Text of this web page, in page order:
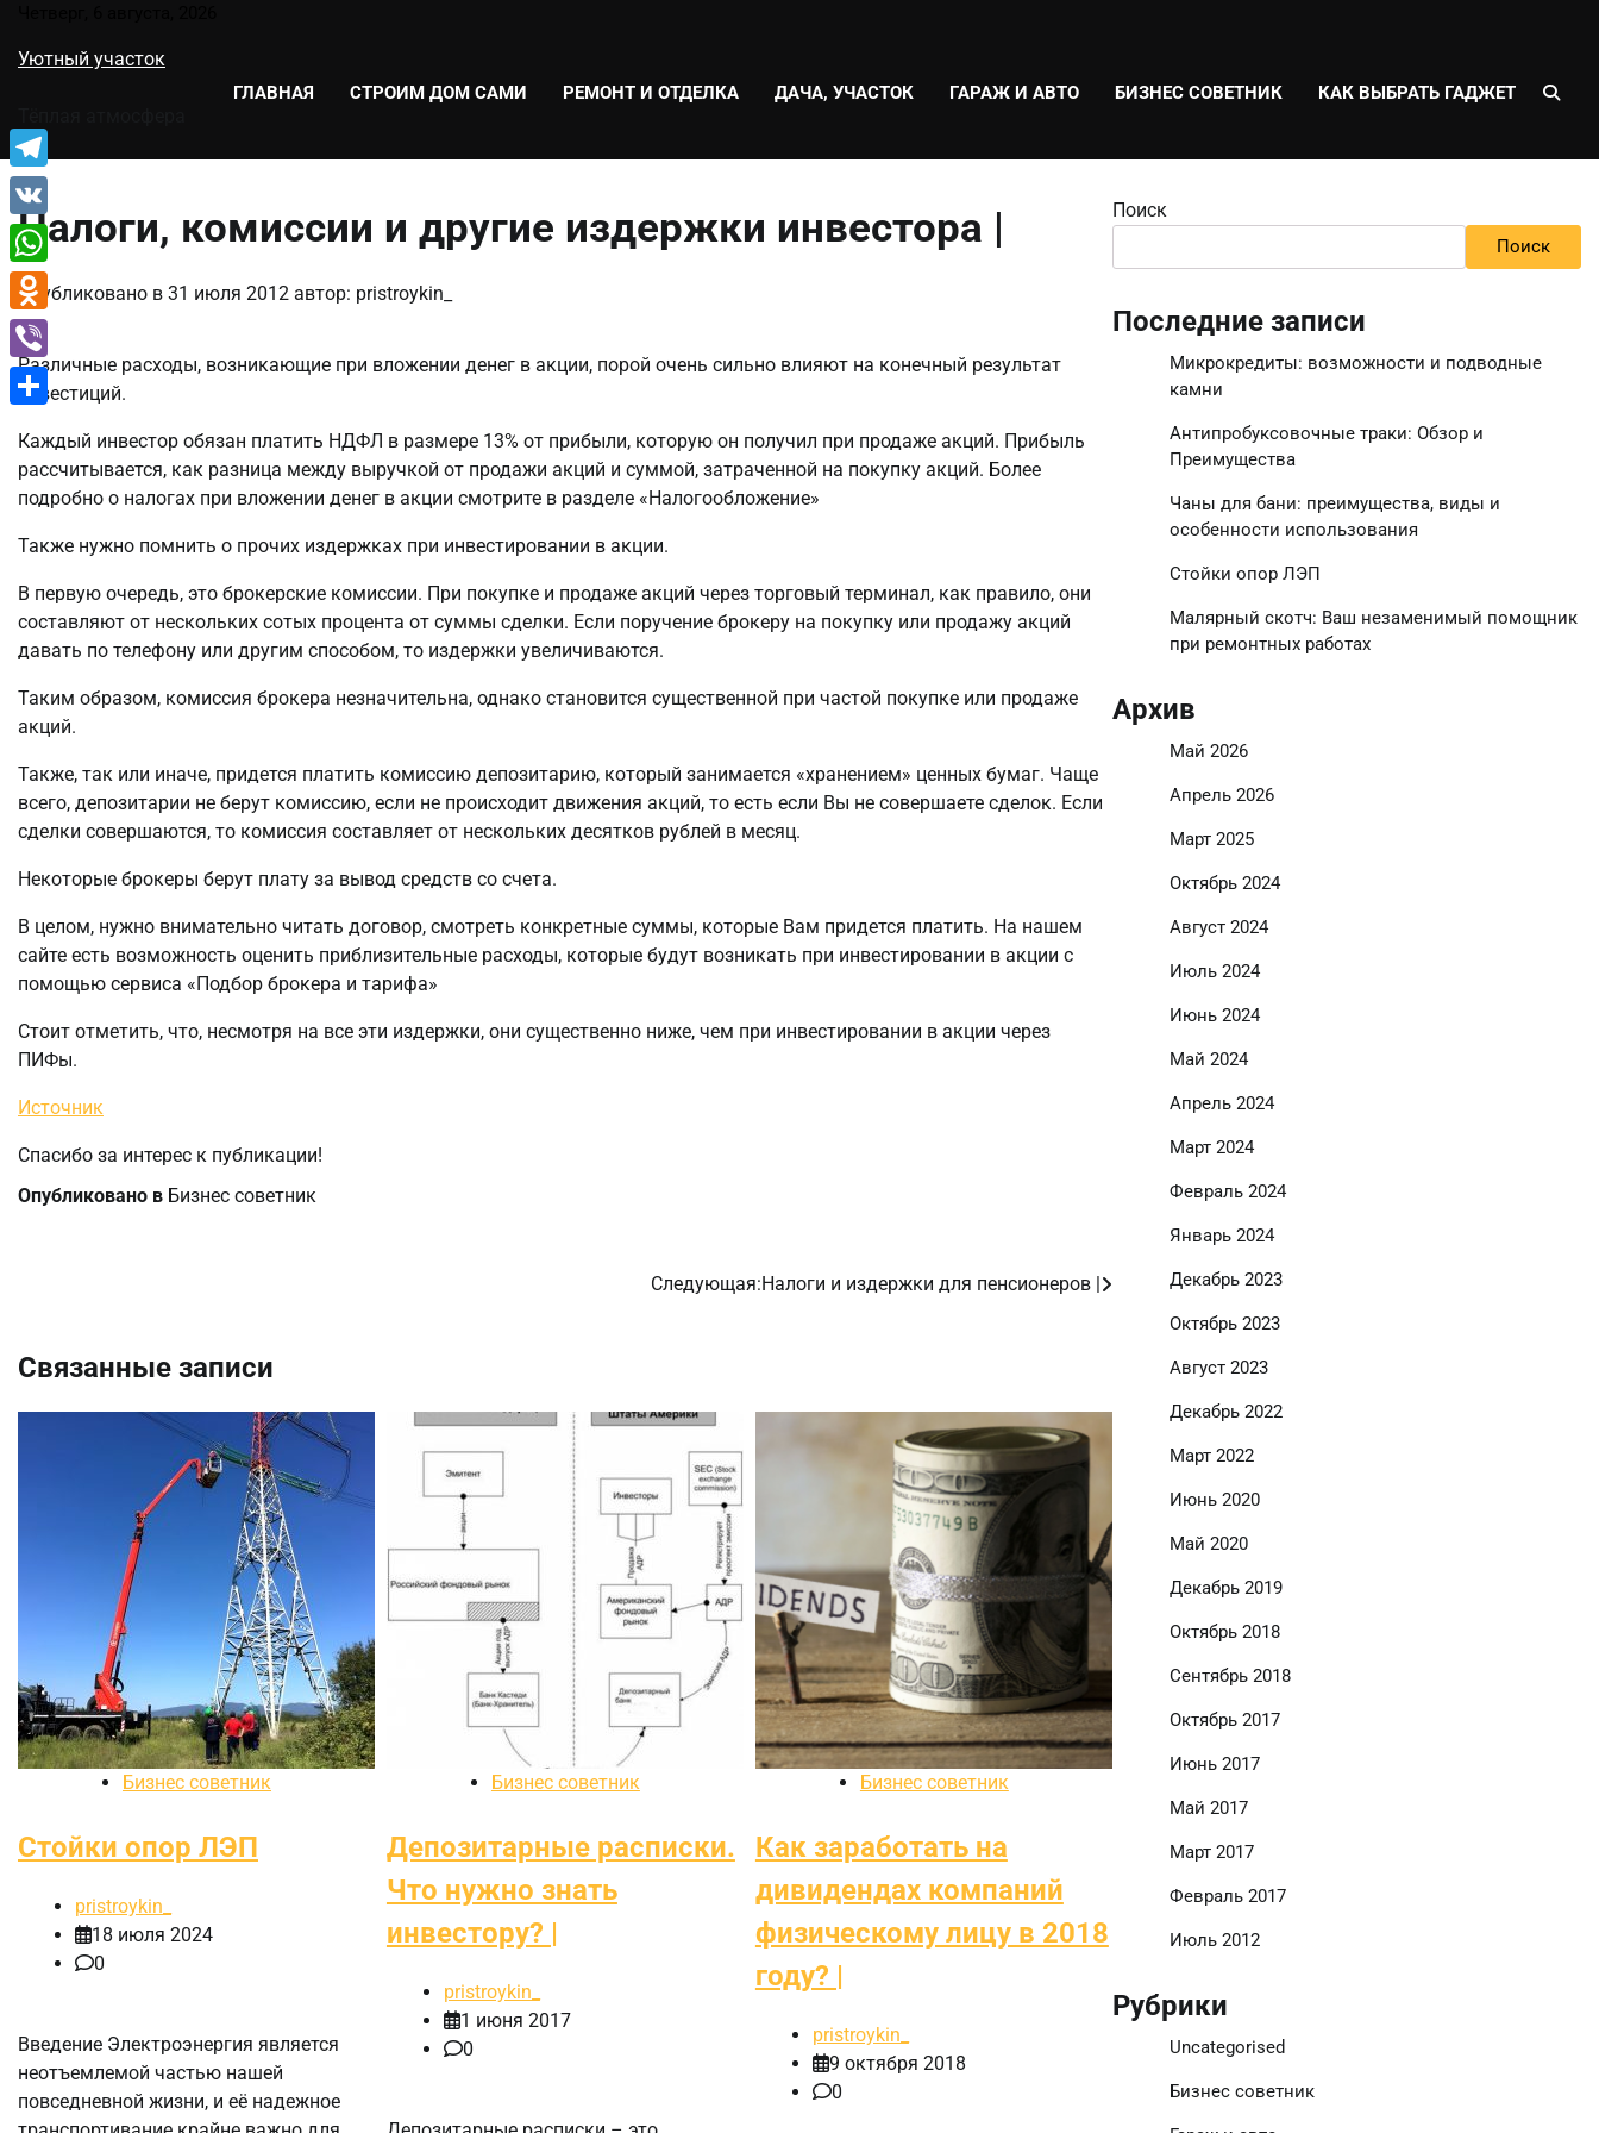
содержимому
Уютный участок
ГЛАВНАЯ СТРОИМ ДОМ САМИ РЕМОНТ И ОТДЕЛКА ДАЧА, УЧАСТОК ГАРАЖ И АВТО БИЗНЕС СОВЕТНИК КАК ВЫБРАТЬ ГАДЖЕТ
Налоги, комиссии и другие издержки инвестора |
Опубликовано в 31 июля 2012 автор: pristroykin_
Различные расходы, возникающие при вложении денег в акции, порой очень сильно влияют на конечный результат
инвестиций.
Каждый инвестор обязан платить НДФЛ в размере 13% от прибыли, которую он получил при продаже акций. Прибыль
рассчитывается, как разница между выручкой от продажи акций и суммой, затраченной на покупку акций. Более
подробно о налогах при вложении денег в акции смотрите в разделе «Налогообложение»
Также нужно помнить о прочих издержках при инвестировании в акции.
В первую очередь, это брокерские комиссии. При покупке и продаже акций через торговый терминал, как правило, они
составляют от нескольких сотых процента от суммы сделки. Если поручение брокеру на покупку или продажу акций
давать по телефону или другим способом, то издержки увеличиваются.
Таким образом, комиссия брокера незначительна, однако становится существенной при частой покупке или продаже
акций.
Также, так или иначе, придется платить комиссию депозитарию, который занимается «хранением» ценных бумаг. Чаще
всего, депозитарии не берут комиссию, если не происходит движения акций, то есть если Вы не совершаете сделок. Если
сделки совершаются, то комиссия составляет от нескольких десятков рублей в месяц.
Некоторые брокеры берут плату за вывод средств со счета.
В целом, нужно внимательно читать договор, смотреть конкретные суммы, которые Вам придется платить. На нашем
сайте есть возможность оценить приблизительные расходы, которые будут возникать при инвестировании в акции с
помощью сервиса «Подбор брокера и тарифа»
Стоит отметить, что, несмотря на все эти издержки, они существенно ниже, чем при инвестировании в акции через
ПИФы.
Источник
Спасибо за интерес к публикации!
Опубликовано в Бизнес советник
записям
Следующая:Налоги и издержки для пенсионеров |
Связанные записи
Бизнес советник
Стойки опор ЛЭП
pristroykin_
18 июля 2024
0
Введение Электроэнергия является
неотъемлемой частью нашей
повседневной жизни, и её надежное
Бизнес советник
Депозитарные расписки.
Что нужно знать
инвестору? |
pristroykin_
1 июня 2017
0
Бизнес советник
Как заработать на
дивидендах компаний
физическому лицу в 2018
году? |
pristroykin_
9 октября 2018
0
Поиск
Поиск
Последние записи
Микрокредиты: возможности и подводные
камни
Антипробуксовочные траки: Обзор и
Преимущества
Чаны для бани: преимущества, виды и
особенности использования
Стойки опор ЛЭП
Малярный скотч: Ваш незаменимый помощник
при ремонтных работах
Архив
Май 2026
Апрель 2026
Март 2025
Октябрь 2024
Август 2024
Июль 2024
Июнь 2024
Май 2024
Апрель 2024
Март 2024
Февраль 2024
Январь 2024
Декабрь 2023
Октябрь 2023
Август 2023
Декабрь 2022
Март 2022
Июнь 2020
Май 2020
Декабрь 2019
Октябрь 2018
Сентябрь 2018
Октябрь 2017
Июнь 2017
Май 2017
Март 2017
Февраль 2017
Июль 2012
Рубрики
Uncategorised
Бизнес советник
Telegram
VK
WhatsApp
Odnoklassniki
Viber